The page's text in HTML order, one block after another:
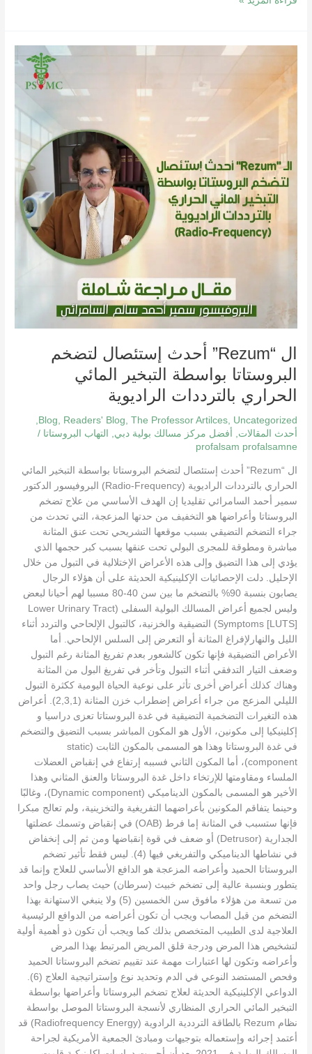
ال “Rezum” أحدث إستئصال لتضخم
البروستاتا بواسطة التبخير المائي
الحراري بالترددات الراديوية
Blog, Readers' Blog, The Professor Artilces, Uncategorized
,
أحدث المقالات, أفضل مركز مسالك بولية دبي, التهاب البروستاتا /
profalsam profalsamne
ال “Rezum” أحدث إستئصال لتضخم البروستاتا بواسطة التبخير المائي
الحراري بالترددات الراديوية (Radio-Frequency) البروفيسور الدكتور
سمير أحمد السامرائي تقليديا إن الهدف الأساسي من علاج تضخم
البروستاتا وأعراضها هو التخفيف من حدتها المزعجة، التي تحدث من
جراء التضخم التضيقي بسبب موقعها التشريحي تحت عنق المثانة
مباشرة ومطوقة للمجرى البولي تحت عنقها بسبب كبر حجمها الذي
يؤدي إلى هذا التضيق وإلى هذه الأعراض الإختلالية في التبول من خلال
الإحليل. دلت الإحصائيات الإكلينيكية الحديثة على أن هؤلاء الرجال
يصابون بنسبة 90% بالتضخم ما بين سن 40-80 مسببا لهم أحيانا لبعض
وليس لجميع أعراض المسالك البولية السفلى (Lower Urinary Tract
Symptoms [LUTS]) التضيقية والخزنية، كالتبول الإلحاحي والتردد أثناء
الليل والنهارلإفراغ المثانة أو التعرض إلى السلس الإلحاحي. أما
الأعراض التضيقية فإنها تكون كالشعور بعدم تفريغ المثانة رغم التبول
وضعف التيار التدفقي أثناء التبول وتأخر في تفريغ البول من المثانة
وهناك كذلك أعراض أخرى تأثر على نوعية الحياة اليومية ككثرة التبول
الليلي المزعج من جراء أعراض إضطراب خزن المثانة (2,3,1). أعراض
هذه التغيرات التضخمية التضيقية في غدة البروستاتا تعزى دراسيا و
إكلينيكيا إلى مكونين، الأول هو المكون المباشر بسبب التضيق والتضخم
في غدة البروستاتا وهذا هو المسمى بالمكون الثابت (static
component)، أما المكون الثاني فسببه إرتفاع في إنقباض العضلات
الملساء ومقاومتها للإرتخاء داخل غدة البروستاتا والعنق المثاني وهذا
الأخير هو المسمى بالمكون الديناميكي (Dynamic component)، وغالبًا
وحينما يتفاقم المكونين بأعراضهما التفريغية والتخزينية، ولم تعالج مبكرا
فإنها ستسبب في المثانة إما فرط (OAB) في إنقباض وتسمك عضلتها
الجدارية (Detrusor) أو ضعف في قوة إنقباضها ومن ثم إلى إنخفاض
في نشاطها الديناميكي والتفريغي فيها (4). ليس فقط تأثير تضخم
البروستاتا الحميد وأعراضه المزعجة هو الدافع الأساسي للعلاج وإنما قد
يتطور وبنسبة عالية إلى تضخم خبيث (سرطان) حيث يصاب رجل واحد
من تسعة من هؤلاء مافوق سن الخمسين (5) ولا ينبغي الاستهانة بهذا
التضخم من قبل المصاب ويجب أن تكون أعراضه من الدوافع الرئيسية
العلاجية لدى الطبيب المتخصص بذلك كما ويجب أن تكون ذو أهمية أولية
لتشخيص هذا المرض ودرجة قلق المريض المرتبط بهذا المرض
وأعراضه وتكون لها اعتبارات مهمة عند تقييم تضخم البروستاتا الحميد
وفحص المستضد النوعي في الدم وتحديد نوع وإستراتيجية العلاج (6).
الدواعي الإكلينيكية الحديثة لعلاج تضخم البروستاتا وأعراضها بواسطة
التبخير المائي الحراري المنظاري لأنسجة البروستاتا الموصل بواسطة
نظام Rezum بالطاقة الترددية الرادوية (Radiofrequency Energy) قد
أعتمد إجرائه وإستعماله بتوجيهات ومبادئ الجمعية الأمريكية لجراحة
أحدث
إستئصال
بواسطة
التبخير
المائي
الحراري
بالترددات
الراديوية